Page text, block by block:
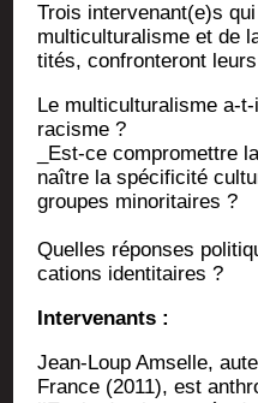
Trois intervenant(e)s
mul­ti­cul­tu­ra­lisme et de
ti­tés, confron­te­ront
Le mul­ti­cul­tu­ra­lisme
racisme ?
_Est-ce com­pro­mettre
naître la spé­ci­fi­ci­té
groupes minoritaires ?
Quelles réponses
ca­tions identitaires ?
Inter­ve­nants :
Jean-Loup Amselle,
France (2011), est